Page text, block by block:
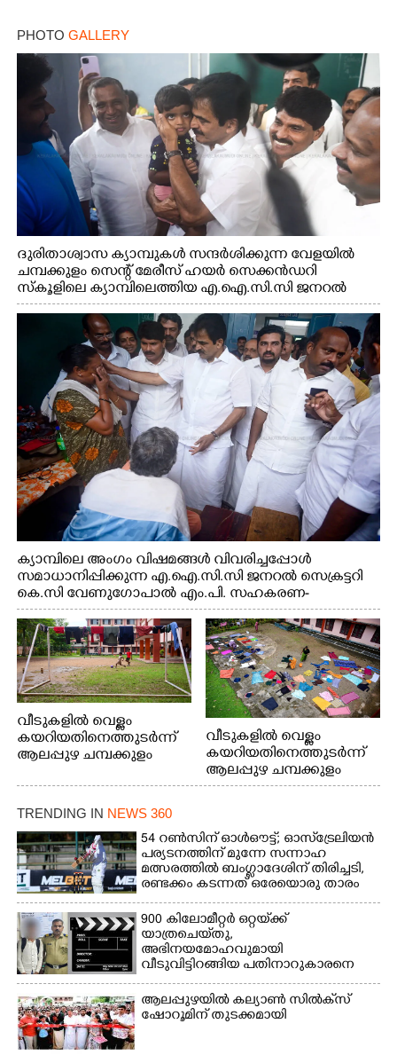
PHOTO GALLERY
ദുരിതാശ്വാസ ക്യാമ്പുകൾ സന്ദർശിക്കുന്ന വേളയിൽ
ചമ്പക്കുളം സെന്റ് മേരീസ് ഹയർ സെക്കൻഡറി
സ്കൂളിലെ ക്യാമ്പിലെത്തിയ എ.ഐ.സി.സി ജനറൽ
സെക്രട്ടറി കെ.സി വേണുഗോപാൽ എം.പി കുരുന്നിനെ
എടുത്ത് ലാളിച്ചപ്പോൾ. സഹകരണ-എക്സൈസ്
വകുപ്പ് മന്ത്രി എം. ലിജു, കൃഷിവകുപ്പ് മന്ത്രി ടി. സിദ്ദിഖ്,
റെജി ചെറിയാൻ എം. എൽ. എ എന്നിവർ സമീപം
ക്യാമ്പിലെ അംഗം വിഷമങ്ങൾ വിവരിച്ചപ്പോൾ
സമാധാനിപ്പിക്കുന്ന എ.ഐ.സി.സി ജനറൽ സെക്രട്ടറി
കെ.സി വേണുഗോപാൽ എം.പി. സഹകരണ-
എക്സൈസ് വകുപ്പ് മന്ത്രി എം. ലിജു, എന്നിവർ
വീടുകളിൽ വെള്ളം
കയറിയതിനെത്തുടർന്ന്
ആലപ്പുഴ ചമ്പക്കുളം
പോരൂക്കര സെൻട്രൽ
സ്കൂളിലെ ദുരിതാശ്വാസ
ക്യാമ്പിലെത്തിയവർ
വസ്ത്രങ്ങൾ
ഉണക്കാനിട്ടിരിക്കുന്ന
ഗോൾപോസ്റ്റിന് മുന്നിൽ
ഫുട്ബോൾ കളികളിൽ
ഏർപ്പെട്ടിരിക്കുന്ന
കുട്ടികൾ
വീടുകളിൽ വെള്ളം
കയറിയതിനെത്തുടർന്ന്
ആലപ്പുഴ ചമ്പക്കുളം
ഫാദർ തോമസ്
ക്യാമ്പിലെത്തിയവർ മഴ
മാറിനിന്ന ഇടവേളയിൽ
ക്യാമ്പ് പരിസരത്ത്
വസ്ത്രങ്ങൾ
ഉണക്കാനിടുന്ന കാഴ്ച.
TRENDING IN NEWS 360
54 റൺസിന് ഓൾഔട്ട്; ഓസ്‌ട്രേലിയൻ
പര്യടനത്തിന് മുന്നേ സന്നാഹ
മത്സരത്തിൽ ബംഗ്ലാദേശിന് തിരിച്ചടി,
രണ്ടക്കം കടന്നത് ഒരേയൊരു താരം
900 കിലോമീറ്റർ ഒറ്റയ്‌ക്ക്
യാത്രചെ‌യ്‌തു,​
അഭിനയമോഹവുമായി
വീടുവിട്ടിറങ്ങിയ പതിനാറുകാരനെ
കണ്ടെത്തിയത് ഫിലിം സിറ്റിയിൽ
ആലപ്പുഴയിൽ കല്യാൺ സിൽക്‌സ്
ഷോറൂമിന് തുടക്കമായി